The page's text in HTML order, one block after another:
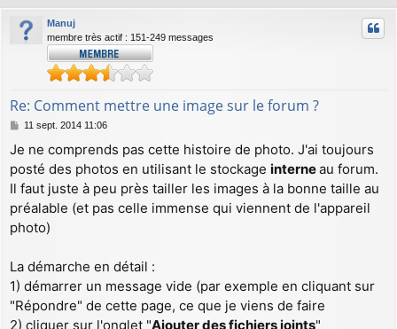
u
Manuj
membre très actif : 151-249 messages
Re: Comment mettre une image sur le forum ?
M
s
s
a
g
e
11 sept. 2014 11:06
Je ne comprends pas cette histoire de photo. J'ai toujours
posté des photos en utilisant le stockage interneau forum.
Il faut juste à peu près tailler les images à la bonne taille au
préalable (et pas celle immense qui viennent de l'appareil
photo)
La démarche en détail :
1) démarrer un message vide (par exemple en cliquant sur
"Répondre" de cette page, ce que je viens de faire
2) cliquer sur l'onglet "Ajouter des fichiers joints"